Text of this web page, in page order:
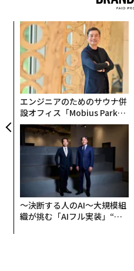
翻訳＝高橋信夫
エンジニアのためのサウナ併
設オフィス「Mobius Park」
がオープン──タマディック
が健康経営を徹底する理由
〜決断する人のAI〜大規模組
織が挑む「AIフル実装」“使